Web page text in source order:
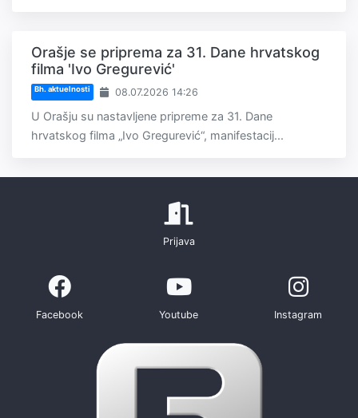
Orašje se priprema za 31. Dane hrvatskog
filma 'Ivo Gregurević'
Bh. aktuelnosti 08.07.2026 14:26
U Orašju su nastavljene pripreme za 31. Dane
hrvatskog filma „Ivo Gregurević“, manifestacij...
Prijava
Facebook Youtube Instagram